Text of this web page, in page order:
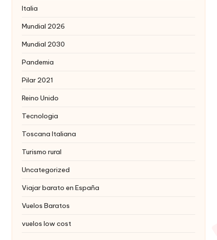
Italia
Mundial 2026
Mundial 2030
Pandemia
Pilar 2021
Reino Unido
Tecnologia
Toscana Italiana
Turismo rural
Uncategorized
Viajar barato en España
Vuelos Baratos
vuelos low cost